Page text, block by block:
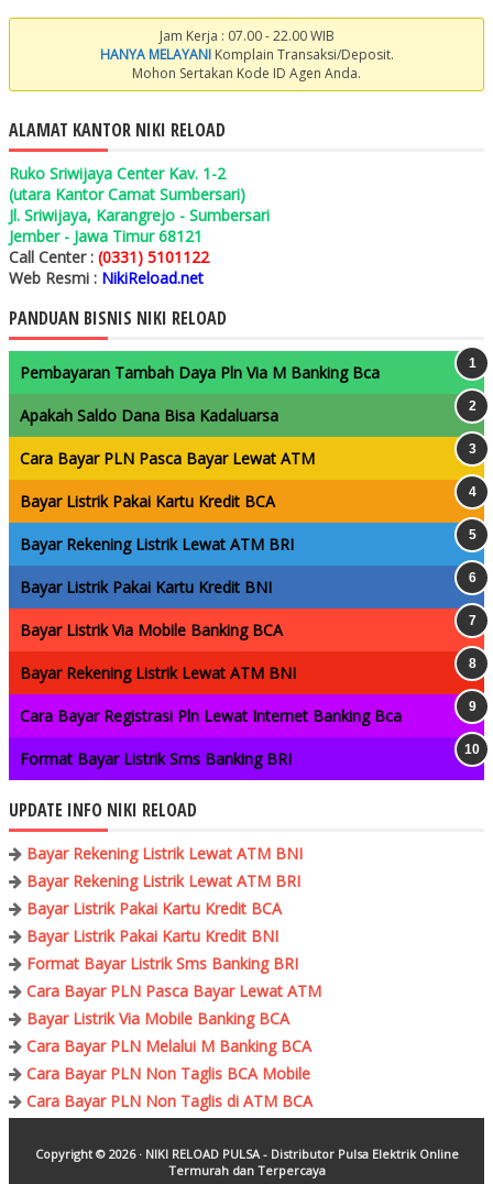
Jam Kerja : 07.00 - 22.00 WIB
HANYA MELAYANIKomplain Transaksi/Deposit.
Mohon Sertakan Kode ID Agen Anda.
ALAMAT KANTOR NIKI RELOAD
Ruko Sriwijaya Center Kav. 1-2
(utara Kantor Camat Sumbersari)
Jl. Sriwijaya, Karangrejo - Sumbersari
Jember - Jawa Timur 68121
Call Center : (0331) 5101122
Web Resmi : NikiReload.net
PANDUAN BISNIS NIKI RELOAD
Pembayaran Tambah Daya Pln Via M Banking Bca
Apakah Saldo Dana Bisa Kadaluarsa
Cara Bayar PLN Pasca Bayar Lewat ATM
Bayar Listrik Pakai Kartu Kredit BCA
Bayar Rekening Listrik Lewat ATM BRI
Bayar Listrik Pakai Kartu Kredit BNI
Bayar Listrik Via Mobile Banking BCA
Bayar Rekening Listrik Lewat ATM BNI
Cara Bayar Registrasi Pln Lewat Internet Banking Bca
Format Bayar Listrik Sms Banking BRI
UPDATE INFO NIKI RELOAD
Bayar Rekening Listrik Lewat ATM BNI
Bayar Rekening Listrik Lewat ATM BRI
Bayar Listrik Pakai Kartu Kredit BCA
Bayar Listrik Pakai Kartu Kredit BNI
Format Bayar Listrik Sms Banking BRI
Cara Bayar PLN Pasca Bayar Lewat ATM
Bayar Listrik Via Mobile Banking BCA
Cara Bayar PLN Melalui M Banking BCA
Cara Bayar PLN Non Taglis BCA Mobile
Cara Bayar PLN Non Taglis di ATM BCA
Copyright © 2026 · NIKI RELOAD PULSA - Distributor Pulsa Elektrik Online
Termurah dan Terpercaya